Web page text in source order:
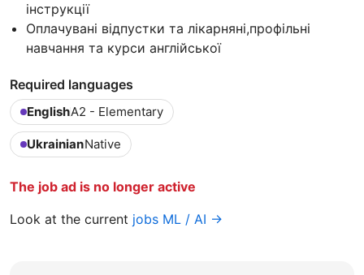
інструкції
Оплачувані відпустки та лікарняні,профільні
навчання та курси англійської
Required languages
EnglishA2 - Elementary
UkrainianNative
The job ad is no longer active
Look at the current jobs ML / AI →